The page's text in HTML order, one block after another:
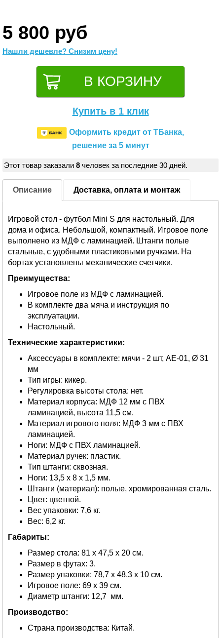
5 800 руб
Нашли дешевле? Снизим цену!
Купить в 1 клик
Оформить кредит от ТБанка,
решение за 5 минут
Этот товар заказали 8 человек за последние 30 дней.
Описание Доставка, оплата и монтаж
Игровой стол - футбол Mini S для настольный. Для
дома и офиса. Небольшой, компактный. Игровое поле
выполнено из МДФ с ламинацией. Штанги полые
стальные, с удобными пластиковыми ручками. На
бортах установлены механические счетчики.
Преимущества:
Игровое поле из МДФ с ламинацией.
В комплекте два мяча и инструкция по
эксплуатации.
Настольный.
Технические характеристики:
Аксессуары в комплекте: мячи - 2 шт, AE-01, Ø 31
мм
Тип игры: кикер.
Регулировка высоты стола: нет.
Материал корпуса: МДФ 12 мм с ПВХ
ламинацией, высота 11,5 см.
Материал игрового поля: МДФ 3 мм с ПВХ
ламинацией.
Ноги: МДФ с ПВХ ламинацией.
Материал ручек: пластик.
Тип штанги: сквозная.
Ноги: 13,5 х 8 х 1,5 мм.
Штанги (материал): полые, хромированная сталь.
Цвет: цветной.
Вес упаковки: 7,6 кг.
Вес: 6,2 кг.
Габариты:
Размер стола: 81 x 47,5 x 20 см.
Размер в футах: 3.
Размер упаковки: 78,7 х 48,3 х 10 см.
Игровое поле: 69 х 39 см.
Диаметр штанги: 12,7 мм.
Производство:
Страна производства: Китай.